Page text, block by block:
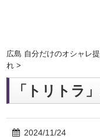
広島 自分だけのオシャレ
れ >
「トリトラ
2024/11/24